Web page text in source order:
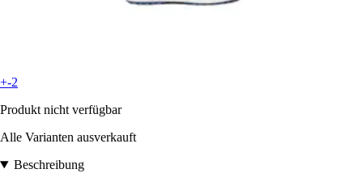
+-2
Produkt nicht verfügbar
Alle Varianten ausverkauft
Beschreibung